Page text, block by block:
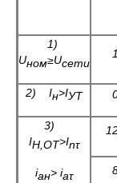
1)
Uном≥Uсети
2) Iн>IУТ
3)
IН,ОТ>Inτ
iан> iаτ